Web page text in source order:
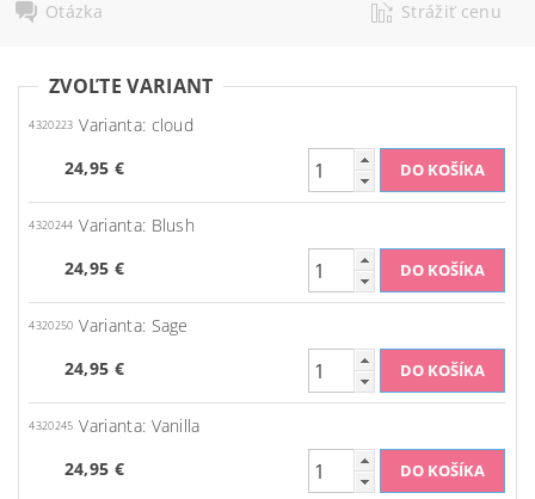
Otázka
Strážiť cenu
ZVOĽTE VARIANT
4320223 Varianta: cloud
24,95 €
4320244 Varianta: Blush
24,95 €
4320250 Varianta: Sage
24,95 €
4320245 Varianta: Vanilla
24,95 €